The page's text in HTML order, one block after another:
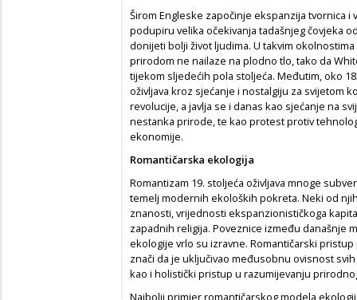
Širom Engleske započinje ekspanzija tvornica
podupiru velika očekivanja tadašnjeg čovjeka
donijeti bolji život ljudima. U takvim
prirodom ne nailaze na plodno tlo, tako da
tijekom sljedećih pola stoljeća. Međutim, oko
oživljava kroz sjećanje i nostalgiju za svijetom
revolucije, a javlja se i danas kao sjećanje na
nestanka prirode, te kao protest protiv
ekonomije.
Romantičarska ekologija
Romantizam 19. stoljeća oživljava mnoge
temelj modernih ekoloških pokreta. Neki od
znanosti, vrijednosti ekspanzionističkoga
zapadnih religija. Poveznice između današnje
ekologije vrlo su izravne. Romantičarski
znači da je uključivao međusobnu ovisnost
kao i holistički pristup u razumijevanju
Najbolji primjer romantičarskog modela